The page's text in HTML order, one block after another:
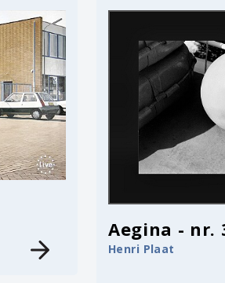
Aegina - nr.
Henri Plaat